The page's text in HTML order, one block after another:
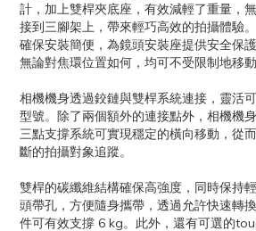
計，加上雙桿夾底座，有效減輕了重量，
接到三腳架上，帶來輕巧高效的拍攝體驗
確保安裝簡便，為鏡頭安裝座提供安全保
無論對焦環位置如何，均可不受限制地移動
相機機身透過鉸鏈與雙桿系統連接，靈活
型號。除了兩個額外的連接點外，相機機
三點支撐系統可實現穩定的橫向移動，從
斷的拍攝對象追蹤。
雙桿的碳纖維結構確保高強度，同時保持
頭帶孔，方便隨身攜帶，透過允許快速轉
件可有效支撐 6 kg。此外，還有可選的